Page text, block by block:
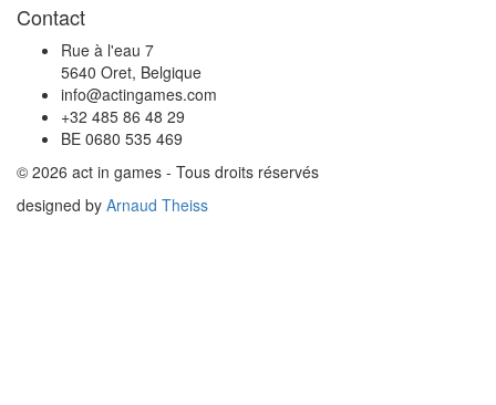
Contact
Rue à l'eau 7
5640 Oret, Belgique
info@actingames.com
+32 485 86 48 29
BE 0680 535 469
© 2026 act in games - Tous droits réservés
designed by Arnaud Theiss